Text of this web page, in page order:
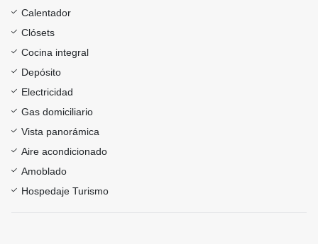
Calentador
Clósets
Cocina integral
Depósito
Electricidad
Gas domiciliario
Vista panorámica
Aire acondicionado
Amoblado
Hospedaje Turismo